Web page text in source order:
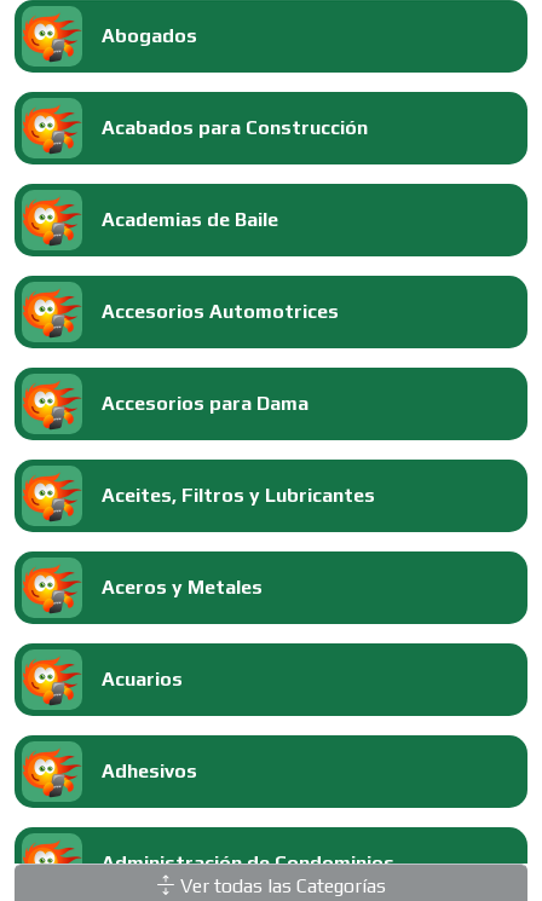
Abogados
Acabados para Construcción
Academias de Baile
Accesorios Automotrices
Accesorios para Dama
Aceites, Filtros y Lubricantes
Aceros y Metales
Acuarios
Adhesivos
Administración de Condominios
Ver todas las Categorías